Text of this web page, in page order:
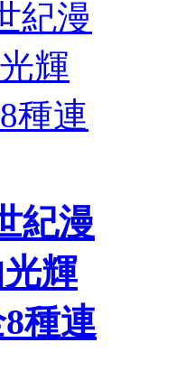
紀漫
輝
種連